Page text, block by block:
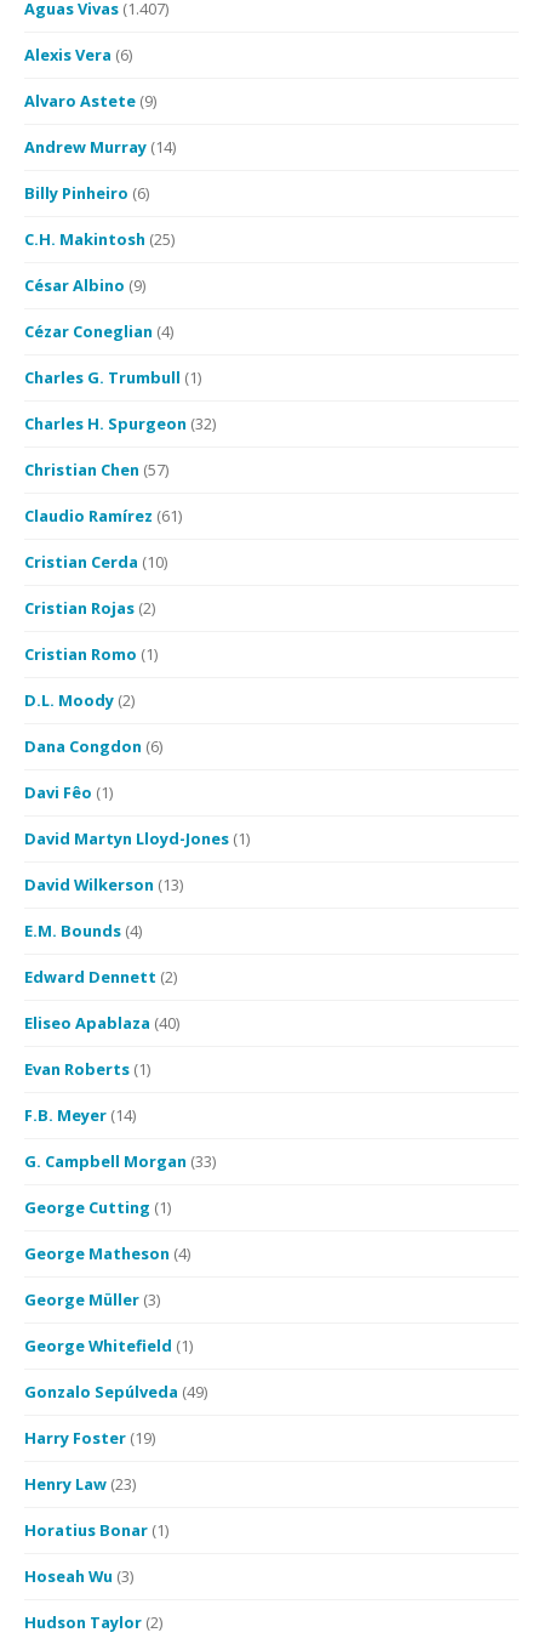
Aguas Vivas (1.407)
Alexis Vera (6)
Alvaro Astete (9)
Andrew Murray (14)
Billy Pinheiro (6)
C.H. Makintosh (25)
César Albino (9)
Cézar Coneglian (4)
Charles G. Trumbull (1)
Charles H. Spurgeon (32)
Christian Chen (57)
Claudio Ramírez (61)
Cristian Cerda (10)
Cristian Rojas (2)
Cristian Romo (1)
D.L. Moody (2)
Dana Congdon (6)
Davi Fêo (1)
David Martyn Lloyd-Jones (1)
David Wilkerson (13)
E.M. Bounds (4)
Edward Dennett (2)
Eliseo Apablaza (40)
Evan Roberts (1)
F.B. Meyer (14)
G. Campbell Morgan (33)
George Cutting (1)
George Matheson (4)
George Müller (3)
George Whitefield (1)
Gonzalo Sepúlveda (49)
Harry Foster (19)
Henry Law (23)
Horatius Bonar (1)
Hoseah Wu (3)
Hudson Taylor (2)